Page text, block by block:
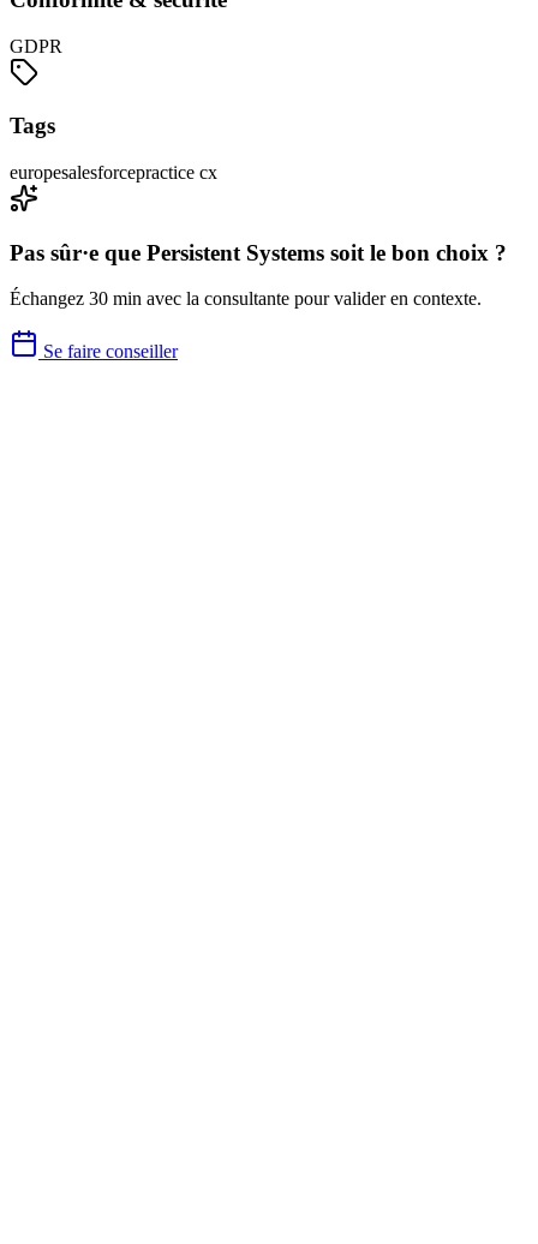
GDPR
Tags
europesalesforcepractice cx
Pas sûr·e que Persistent Systems soit le bon choix ?
Échangez 30 min avec la consultante pour valider en contexte.
Se faire conseiller